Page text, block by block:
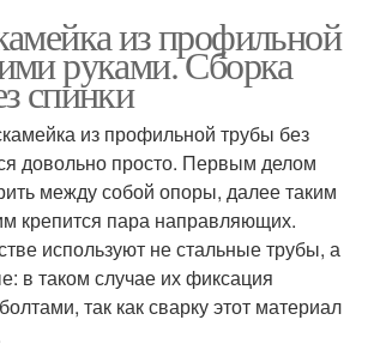
из профильной
руками. Сборка
спинки
из профильной трубы без
довольно просто. Первым делом
между собой опоры, далее таким
крепится пара направляющих.
используют не стальные трубы, а
в таком случае их фиксация
так как сварку этот материал